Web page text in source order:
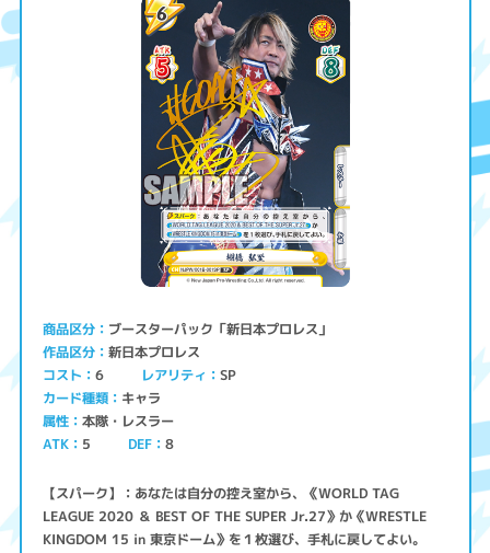
商品区分 ブースターパック「新日本プロレス」
作品区分 新日本プロレス
コスト 6 レアリティ SP
カード種類 キャラ
属性 本隊・レスラー
ATK 5 DEF 8
【スパーク】：あなたは自分の控え室から、《WORLD TAG
LEAGUE 2020 ＆ BEST OF THE SUPER Jr.27》か《WRESTLE
KINGDOM 15 in 東京ドーム》を１枚選び、手札に戻してよい。